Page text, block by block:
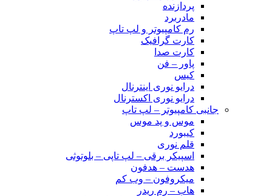
پردازنده
مادربرد
رم کامپیوتر و لپ تاپ
کارت گرافیک
کارت صدا
پاور – فن
کیس
درایو نوری اینترنال
درایو نوری اکسترنال
جانبی کامپیوتر – لپ تاپ
موس و پد موس
کیبورد
قلم نوری
اسپیکر برقی – لپ تاپی – بلوتوثی
هدست – هدفون
میکروفون – وب کم
هاب – رم ریدر